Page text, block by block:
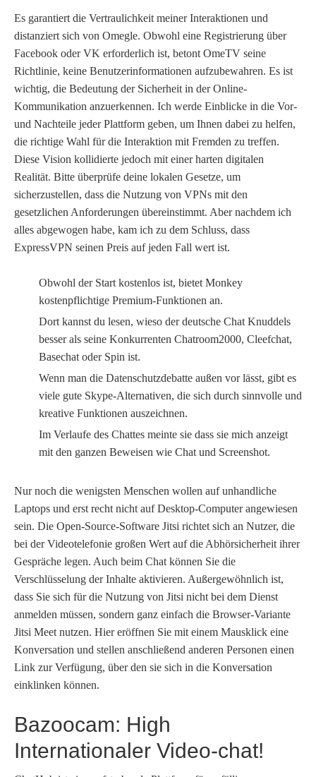
Es garantiert die Vertraulichkeit meiner Interaktionen und
distanziert sich von Omegle. Obwohl eine Registrierung über
Facebook oder VK erforderlich ist, betont OmeTV seine
Richtlinie, keine Benutzerinformationen aufzubewahren. Es ist
wichtig, die Bedeutung der Sicherheit in der Online-
Kommunikation anzuerkennen. Ich werde Einblicke in die Vor-
und Nachteile jeder Plattform geben, um Ihnen dabei zu helfen,
die richtige Wahl für die Interaktion mit Fremden zu treffen.
Diese Vision kollidierte jedoch mit einer harten digitalen
Realität. Bitte überprüfe deine lokalen Gesetze, um
sicherzustellen, dass die Nutzung von VPNs mit den
gesetzlichen Anforderungen übereinstimmt. Aber nachdem ich
alles abgewogen habe, kam ich zu dem Schluss, dass
ExpressVPN seinen Preis auf jeden Fall wert ist.
Obwohl der Start kostenlos ist, bietet Monkey
kostenpflichtige Premium-Funktionen an.
Dort kannst du lesen, wieso der deutsche Chat Knuddels
besser als seine Konkurrenten Chatroom2000, Cleefchat,
Basechat oder Spin ist.
Wenn man die Datenschutzdebatte außen vor lässt, gibt es
viele gute Skype-Alternativen, die sich durch sinnvolle und
kreative Funktionen auszeichnen.
Im Verlaufe des Chattes meinte sie dass sie mich anzeigt
mit den ganzen Beweisen wie Chat und Screenshot.
Nur noch die wenigsten Menschen wollen auf unhandliche
Laptops und erst recht nicht auf Desktop-Computer angewiesen
sein. Die Open-Source-Software Jitsi richtet sich an Nutzer, die
bei der Videotelefonie großen Wert auf die Abhörsicherheit ihrer
Gespräche legen. Auch beim Chat können Sie die
Verschlüsselung der Inhalte aktivieren. Außergewöhnlich ist,
dass Sie sich für die Nutzung von Jitsi nicht bei dem Dienst
anmelden müssen, sondern ganz einfach die Browser-Variante
Jitsi Meet nutzen. Hier eröffnen Sie mit einem Mausklick eine
Konversation und stellen anschließend anderen Personen einen
Link zur Verfügung, über den sie sich in die Konversation
einklinken können.
Bazoocam: High
Internationaler Video-chat!